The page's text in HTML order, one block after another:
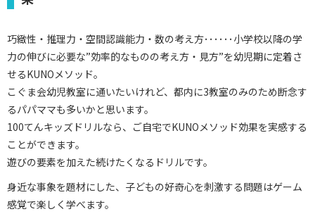
巧緻性・推理力・空間認識能力・数の考え方･･････小学校以降の学
力の伸びに必要な”効率的なものの考え方・見方”を幼児期に定着さ
せるKUNOメソッド。
こぐま会幼児教室に通いたいけれど、都内に3教室のみのため断念す
るパパママも多いかと思います。
100てんキッズドリルなら、ご自宅でKUNOメソッド効果を実感する
ことができます。
遊びの要素を加えた続けたくなるドリルです。
身近な事象を題材にした、子どもの好奇心を刺激する問題はゲーム
感覚で楽しく学べます。